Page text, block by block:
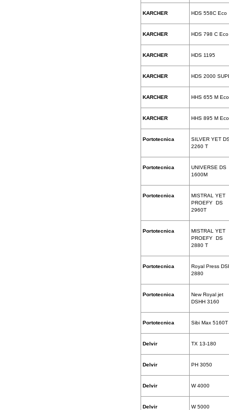
KARCHER HDS 558C Eco
KARCHER HDS 798 C Eco
KARCHER HDS 1195
KARCHER HDS 2000
KARCHER HHS 655 M Eco
KARCHER HHS 895 M Eco
Portotecnica
SILVER YET
2260 T
Portotecnica
UNIVERSE DS
1600M
Portotecnica
MISTRAL YET
PROEFY DS
2960T
Portotecnica
MISTRAL YET
PROEFY DS
2880 T
Portotecnica
Royal Press
2880
Portotecnica
New Royal jet
DSHH 3160
Portotecnica Sibi Max 5160T
Delvir TX 13-180
Delvir PH 3050
Delvir W 4000
Delvir W 5000